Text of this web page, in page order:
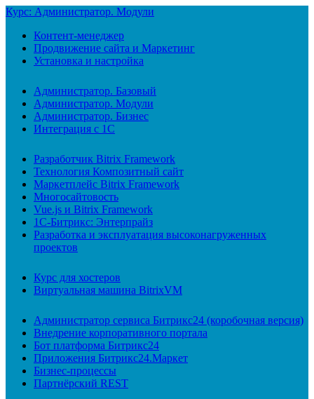
Курс: Администратор. Модули
Контент-менеджер
Продвижение сайта и Маркетинг
Установка и настройка
Администратор. Базовый
Администратор. Модули
Администратор. Бизнес
Интеграция с 1С
Разработчик Bitrix Framework
Технология Композитный сайт
Маркетплейс Bitrix Framework
Многосайтовость
Vue.js и Bitrix Framework
1С-Битрикс: Энтерпрайз
Разработка и эксплуатация высоконагруженных
проектов
Курс для хостеров
Виртуальная машина BitrixVM
Администратор сервиса Битрикс24 (коробочная версия)
Внедрение корпоративного портала
Бот платформа Битрикс24
Приложения Битрикс24.Маркет
Бизнес-процессы
Партнёрский REST